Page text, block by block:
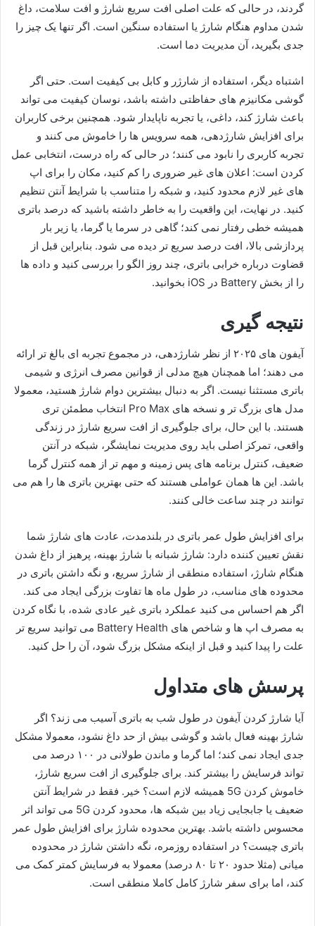
گردند، در حالی که علت اصلی افت سریع شارژ و افت سلامت، داغ
شدن مداوم هنگام شارژ یا استفاده سنگین است. اگر تنها یک چیز را
جدی بگیرید، آن مدیریت دما است.
اشتباه دیگر، استفاده از شارژر و کابل بی کیفیت است. حتی اگر
گوشی مکانیزم های حفاظتی داشته باشد، نوسان کیفیت می تواند
باعث شارژ کند، داغی، یا تجربه ناپایدار شود. همچنین برخی کاربران
برای افزایش شارژدهی، همه سرویس ها را خاموش می کنند و
تجربه کاربری را نابود می کنند؛ در حالی که راه درست، انتخابی عمل
کردن است: اعلان های غیر ضروری را کم کنید، مکان را برای اپ
های غیر لازم محدود کنید، و شبکه را متناسب با شرایط آنتن تنظیم
کنید. در نهایت، این واقعیت را به خاطر داشته باشید که درصد باتری
همیشه خطی رفتار نمی کند؛ گاهی در سرما یا گرما، یا زیر بار
پردازشی بالا، افت درصد سریع تر دیده می شود. بنابراین قبل از
قضاوت درباره خرابی باتری، چند روز الگو را بررسی کنید و داده ها
را از بخش Battery در iOS بخوانید.
نتیجه گیری
آیفون های ۲۰۲۵ از نظر شارژدهی، در مجموع تجربه ای بالغ تر ارائه
می دهند؛ اما همچنان هیچ مدلی از قوانین مصرف انرژی و شیمی
باتری مستثنا نیست. اگر به دنبال بیشترین دوام شارژ هستید، معمولا
مدل های بزرگ تر و نسخه های Pro Max انتخاب مطمئن تری
هستند. با این حال، برای جلوگیری از افت سریع شارژ در زندگی
واقعی، تمرکز اصلی باید روی مدیریت نمایشگر، شبکه در آنتن
ضعیف، کنترل برنامه های پس زمینه و مهم تر از همه کنترل گرما
باشد. این ها همان عواملی هستند که حتی بهترین باتری ها را هم می
توانند در چند ساعت خالی کنند.
برای افزایش طول عمر باتری در بلندمدت، عادت های شارژ شما
نقش تعیین کننده دارد: شارژ شبانه با شارژ بهینه، پرهیز از داغ شدن
هنگام شارژ، استفاده منطقی از شارژ سریع، و نگه داشتن باتری در
محدوده های مناسب، در طول ماه ها تفاوت بزرگی ایجاد می کند.
اگر هم احساس می کنید عملکرد باتری غیر عادی شده، با نگاه کردن
به مصرف اپ ها و شاخص های Battery Health می توانید سریع تر
علت را پیدا کنید و قبل از اینکه مشکل بزرگ شود، آن را حل کنید.
پرسش های متداول
آیا شارژ کردن آیفون در طول شب به باتری آسیب می زند؟ اگر
شارژ بهینه فعال باشد و گوشی بیش از حد داغ نشود، معمولا مشکل
جدی ایجاد نمی کند؛ اما گرما و ماندن طولانی در ۱۰۰ درصد می
تواند فرسایش را بیشتر کند. برای جلوگیری از افت سریع شارژ،
خاموش کردن 5G همیشه لازم است؟ خیر. فقط در شرایط آنتن
ضعیف یا جابجایی زیاد بین شبکه ها، محدود کردن 5G می تواند اثر
محسوس داشته باشد. بهترین محدوده شارژ برای افزایش طول عمر
باتری چیست؟ در استفاده روزمره، نگه داشتن شارژ در محدوده
میانی (مثلا حدود ۲۰ تا ۸۰ درصد) معمولا به فرسایش کمتر کمک می
کند، اما برای سفر شارژ کامل کاملا منطقی است.